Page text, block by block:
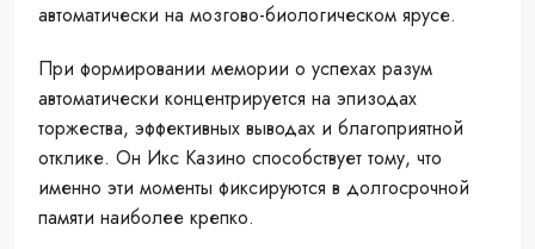
автоматически на мозгово-биологическом ярусе.
При формировании мемории о успехах разум
автоматически концентрируется на эпизодах
торжества, эффективных выводах и благоприятной
отклике. Он Икс Казино способствует тому, что
именно эти моменты фиксируются в долгосрочной
памяти наиболее крепко.